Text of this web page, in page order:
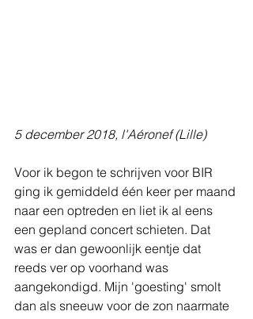
5 december 2018, l'Aéronef (Lille)
Voor ik begon te schrijven voor BIR
ging ik gemiddeld één keer per maand
naar een optreden en liet ik al eens
een gepland concert schieten. Dat
was er dan gewoonlijk eentje dat
reeds ver op voorhand was
aangekondigd. Mijn 'goesting' smolt
dan als sneeuw voor de zon naarmate